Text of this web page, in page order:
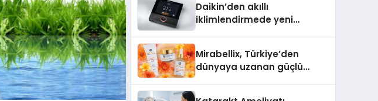
Daikin’den akıllı
iklimlendirmede yeni
Mirabellix, Türkiye’den
dünyaya uzanan güçlü